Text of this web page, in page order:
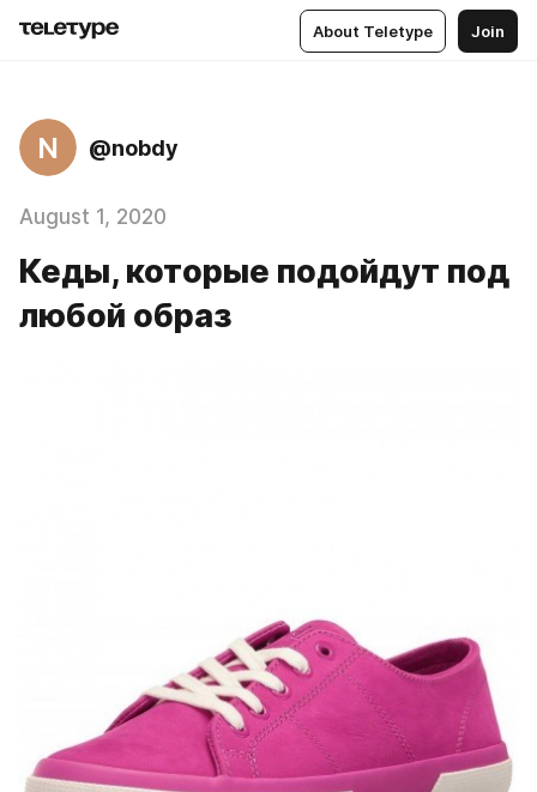
About Teletype Join
N @nobdy
August 1, 2020
Кеды, которые подойдут под
любой образ